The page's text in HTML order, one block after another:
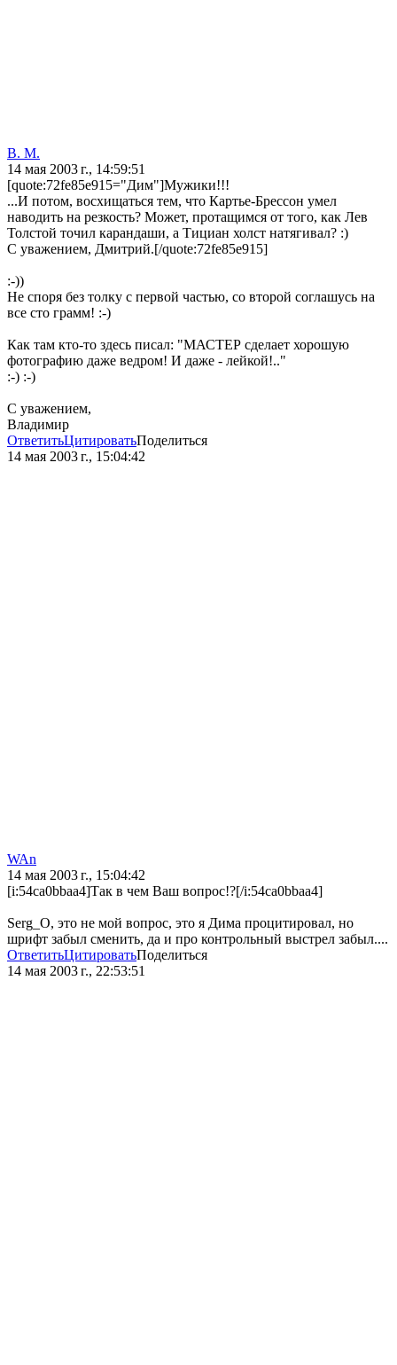
В. М.
14 мая 2003 г., 14:59:51
[quote:72fe85e915="Дим"]Мужики!!!
...И потом, восхищаться тем, что Картье-Брессон умел
наводить на резкость? Может, протащимся от того, как Лев
Толстой точил карандаши, а Тициан холст натягивал? :)
С уважением, Дмитрий.[/quote:72fe85e915]
:-))
Не споря без толку с первой частью, со второй соглашусь на
все сто грамм! :-)
Как там кто-то здесь писал: "МАСТЕР сделает хорошую
фотографию даже ведром! И даже - лейкой!.."
:-) :-)
С уважением,
Владимир
ОтветитьЦитироватьПоделиться
14 мая 2003 г., 15:04:42
WAn
14 мая 2003 г., 15:04:42
[i:54ca0bbaa4]Так в чем Ваш вопрос!?[/i:54ca0bbaa4]
Serg_O, это не мой вопрос, это я Дима процитировал, но
шрифт забыл сменить, да и про контрольный выстрел забыл....
ОтветитьЦитироватьПоделиться
14 мая 2003 г., 22:53:51